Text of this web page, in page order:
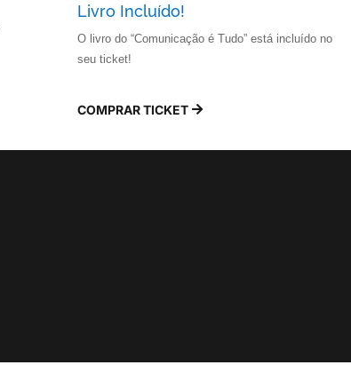
Livro Incluído!
O livro do “Comunicação é Tudo” está incluído no
seu ticket!
COMPRAR TICKET